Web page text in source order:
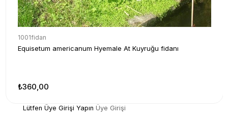
1001fidan
Equisetum americanum Hyemale At Kuyruğu fidanı
₺360,00
Lütfen Üye Girişi Yapın Üye Girişi